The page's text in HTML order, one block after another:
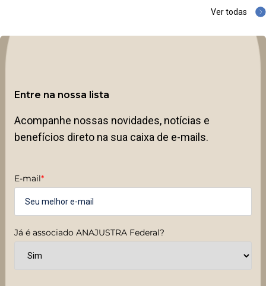
Ver todas
Entre na nossa lista
Acompanhe nossas novidades, notícias e
benefícios direto na sua caixa de e-mails.
E-mail*
Já é associado ANAJUSTRA Federal?